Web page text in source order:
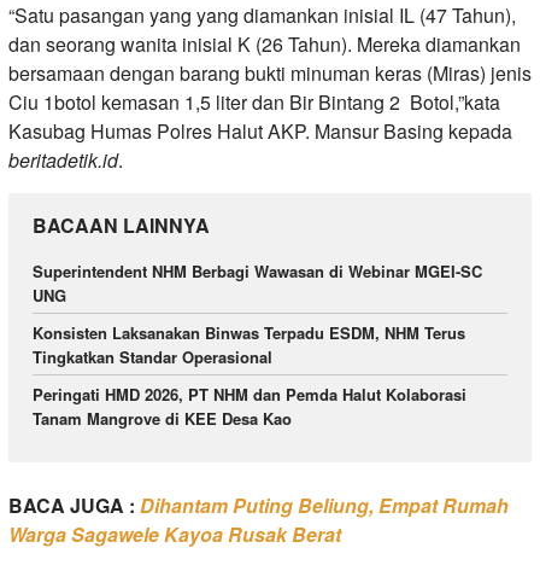
“Satu pasangan yang yang diamankan inisial IL (47 Tahun),
dan seorang wanita inisial K (26 Tahun). Mereka diamankan
bersamaan dengan barang bukti minuman keras (Miras) jenis
Ciu 1botol kemasan 1,5 liter dan Bir Bintang 2 Botol,”kata
Kasubag Humas Polres Halut AKP. Mansur Basing kepada
beritadetik.id.
BACAAN LAINNYA
Superintendent NHM Berbagi Wawasan di Webinar MGEI-SC
UNG
Konsisten Laksanakan Binwas Terpadu ESDM, NHM Terus
Tingkatkan Standar Operasional
Peringati HMD 2026, PT NHM dan Pemda Halut Kolaborasi
Tanam Mangrove di KEE Desa Kao
BACA JUGA : Dihantam Puting Beliung, Empat Rumah
Warga Sagawele Kayoa Rusak Berat